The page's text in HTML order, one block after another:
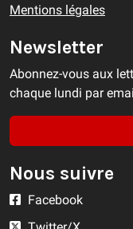
Mentions légales
Newsletter
Abonnez-vous aux
chaque lundi par
Nous suivre
Facebook